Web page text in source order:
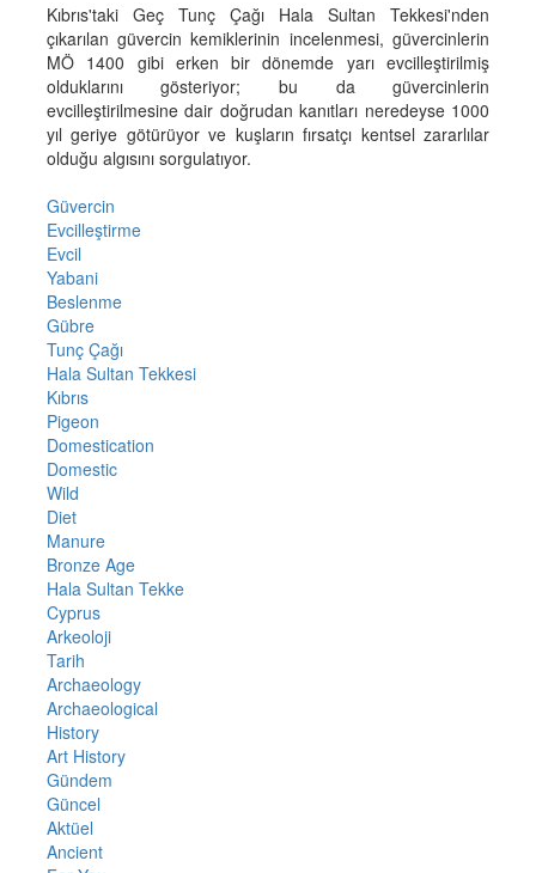
Kıbrıs'taki Geç Tunç Çağı Hala Sultan Tekkesi'nden
çıkarılan güvercin kemiklerinin incelenmesi, güvercinlerin
MÖ 1400 gibi erken bir dönemde yarı evcilleştirilmiş
olduklarını gösteriyor; bu da güvercinlerin
evcilleştirilmesine dair doğrudan kanıtları neredeyse 1000
yıl geriye götürüyor ve kuşların fırsatçı kentsel zararlılar
olduğu algısını sorgulatıyor.
Güvercin
Evcilleştirme
Evcil
Yabani
Beslenme
Gübre
Tunç Çağı
Hala Sultan Tekkesi
Kıbrıs
Pigeon
Domestication
Domestic
Wild
Diet
Manure
Bronze Age
Hala Sultan Tekke
Cyprus
Arkeoloji
Tarih
Archaeology
Archaeological
History
Art History
Gündem
Güncel
Aktüel
Ancient